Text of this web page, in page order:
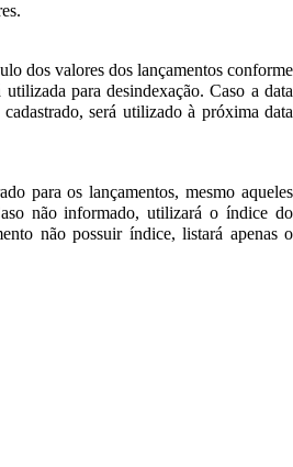
dos valores dos lançamentos conforme
para desindexação. Caso a data
será utilizado à próxima data
para os lançamentos, mesmo aqueles
não informado, utilizará o índice do
não possuir índice, listará apenas o